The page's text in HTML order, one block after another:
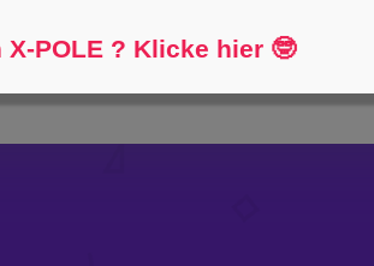
POLE ? Klicke hier🤓